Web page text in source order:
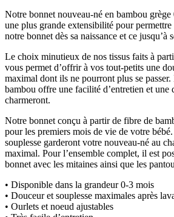
Notre bonnet nouveau-né en bambou
une plus grande extensibilité pour
notre bonnet dès sa naissance et ce jusqu’à
Le choix minutieux de nos tissus faits à
vous permet d’offrir à vos tout-petits une
maximal dont ils ne pourront plus se
bambou offre une facilité d’entretien et
charmeront.
Notre bonnet conçu à partir de fibre de
pour les premiers mois de vie de votre
souplesse garderont votre nouveau-né au
maximal. Pour l’ensemble complet, il est
bonnet avec les mitaines ainsi que les
• Disponible dans la grandeur 0-3 mois
• Douceur et souplesse maximales après
• Ourlets et noeud ajustables